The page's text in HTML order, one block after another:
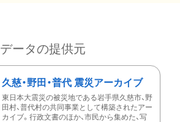
データの提供元
久慈・野田・普代 震災アーカイブ
東日本大震災の被災地である岩手県久慈市、野
田村、普代村の共同事業として構築されたアー
カイブ。行政文書のほか、市民から集めた、写